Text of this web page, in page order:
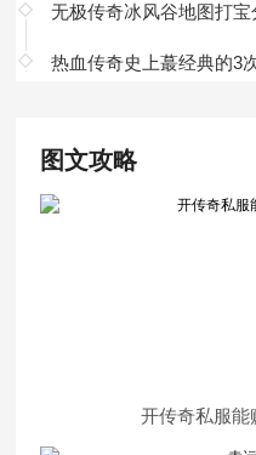
无极传奇冰风谷地图打宝
图文攻略
开传奇私服能